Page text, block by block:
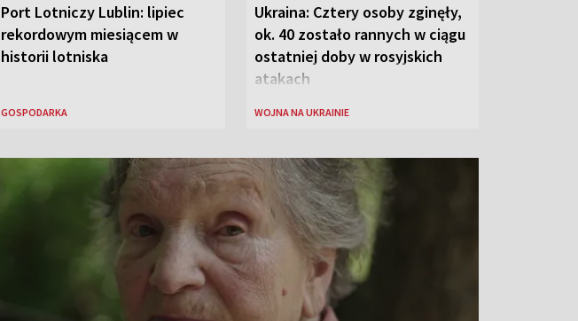
Port Lotniczy Lublin: lipiec
rekordowym miesiącem w
historii lotniska
GOSPODARKA
Ukraina: Cztery osoby zginęły,
ok. 40 zostało rannych w ciągu
ostatniej doby w rosyjskich
atakach
WOJNA NA UKRAINIE